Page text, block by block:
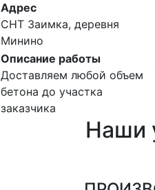
Адрес
СНТ Заимка, деревня
Минино
Описание работы
Доставляем любой объем
бетона до участка
заказчика
Наши